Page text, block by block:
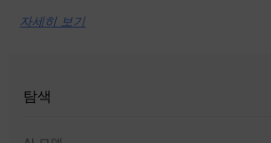
자세히 보기
탐색